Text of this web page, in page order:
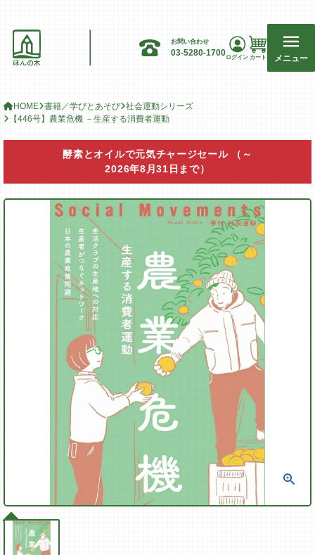
ほんの木
お問い合わせ
03-5280-1700ログイン カート メニュー
HOME 書籍／学びとあそび 社会運動シリーズ
【446号】農業危機 －生産する消費者運動
酵素とオイルで元気チャージセール
（～
2026年8月31日まで）